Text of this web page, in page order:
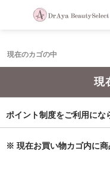
現在のカゴの中
現
ポイント制度をご利用にな
※ 現在お買い物カゴ内に商